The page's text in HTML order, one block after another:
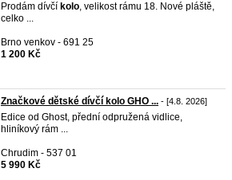
Prodám dívčí kolo, velikost rámu 18. Nové pláště,
celko ...
Brno venkov - 691 25
1 200 Kč
Značkové dětské dívčí kolo GHO ... - [4.8. 2026]
Edice od Ghost, přední odpružená vidlice,
hliníkový rám ...
Chrudim - 537 01
5 990 Kč